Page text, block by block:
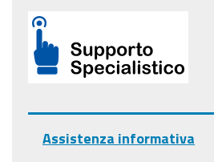
Assistenza informativa